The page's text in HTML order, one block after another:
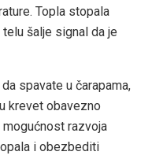
Topla stopala
šalje signal da je
spavate u čarapama,
krevet obavezno
razvoja
i obezbediti